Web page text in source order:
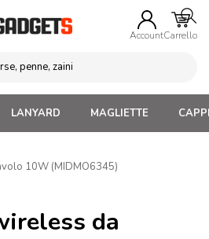
AccountCarrello
LANYARD MAGLIETTE
10W (MIDMO6345)
Personalizzati
da